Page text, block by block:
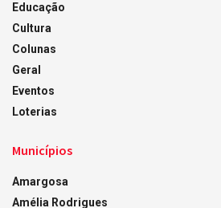
Educação
Cultura
Colunas
Geral
Eventos
Loterias
Municípios
Amargosa
Amélia Rodrigues